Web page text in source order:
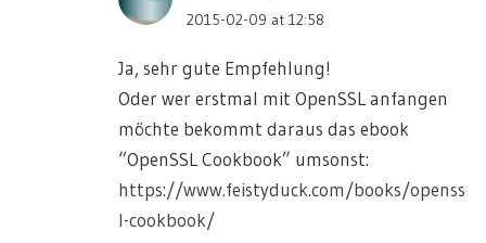
2015-02-09 at 12:58
Ja, sehr gute Empfehlung!
Oder wer erstmal mit OpenSSL anfangen
möchte bekommt daraus das ebook
“OpenSSL Cookbook” umsonst:
https://www.feistyduck.com/books/openss
l-cookbook/